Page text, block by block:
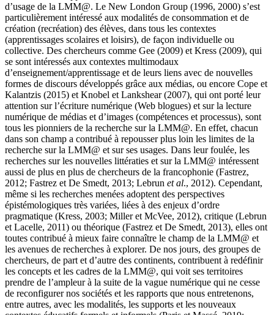
d’usage de la LMM@. Le New London Group (1996, 2000) s’est
particulièrement intéressé aux modalités de consommation et de
création (recréation) des élèves, dans tous les contextes
(apprentissages scolaires et loisirs), de façon individuelle ou
collective. Des chercheurs comme Gee (2009) et Kress (2009), qui
se sont intéressés aux contextes multimodaux
d’enseignement/apprentissage et de leurs liens avec de nouvelles
formes de discours développés grâce aux médias, ou encore Cope et
Kalantzis (2015) et Knobel et Lankshear (2007), qui ont porté leur
attention sur l’écriture numérique (Web blogues) et sur la lecture
numérique de médias et d’images (compétences et processus), sont
tous les pionniers de la recherche sur la LMM@. En effet, chacun
dans son champ a contribué à repousser plus loin les limites de la
recherche sur la LMM@ et sur ses usages. Dans leur foulée, les
recherches sur les nouvelles littératies et sur la LMM@ intéressent
aussi de plus en plus de chercheurs de la francophonie (Fastrez,
2012; Fastrez et De Smedt, 2013; Lebrun et al., 2012). Cependant,
même si les recherches menées adoptent des perspectives
épistémologiques très variées, liées à des enjeux d’ordre
pragmatique (Kress, 2003; Miller et McVee, 2012), critique (Lebrun
et Lacelle, 2011) ou théorique (Fastrez et De Smedt, 2013), elles ont
toutes contribué à mieux faire connaître le champ de la LMM@ et
les avenues de recherches à explorer. De nos jours, des groupes de
chercheurs, de part et d’autre des continents, contribuent à redéfinir
les concepts et les cadres de la LMM@, qui voit ses territoires
prendre de l’ampleur à la suite de la vague numérique qui ne cesse
de reconfigurer nos sociétés et les rapports que nous entretenons,
entre autres, avec les modalités, les supports et les nouveaux